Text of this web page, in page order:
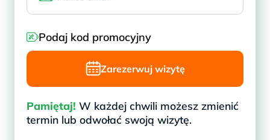
Podaj kod promocyjny
Zarezerwuj wizytę
Pamiętaj! W każdej chwili możesz zmienić
termin lub odwołać swoją wizytę.